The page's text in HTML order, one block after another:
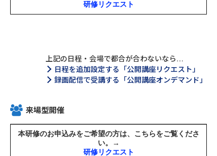
上記の日程・会場で都合が合わないなら…
日程を追加設定する「公開講座リクエスト」
録画配信で受講する「公開講座オンデマンド」
来場型開催